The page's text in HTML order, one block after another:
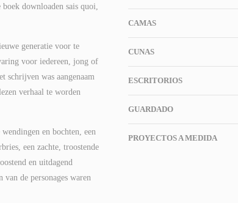
downloaden sais quoi,
generatie voor te
voor iedereen, jong of
schrijven was aangenaam
verhaal te worden
en bochten, een
een zachte, troostende
en uitdagend
de personages waren
CAMAS
CUNAS
ESCRITORIOS
GUARDADO
PROYECTOS A MEDIDA